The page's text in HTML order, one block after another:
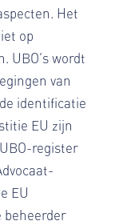
Het
op
UBO’s wordt
van
identificatie
EU zijn
register
EU
beheerder